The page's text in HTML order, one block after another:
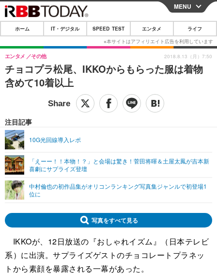
CLOSE
ホーム
IT・デジタル
IT・デジタルTOP スマートフォン
その他
SPEED TEST
映画・ドラマ
グラビア
ショッピング その他
ライフTOP
その他
リリース一覧
プッシュ通知の停止方法
MENU
ホーム IT・デジタル SPEED TEST エンタメ ライフ
チョコプラ松尾、IKKOからもらった服は着物
含めて10着以上
エンタメ その他
注目記事
10G光回線導入レポ
「えーー！！本物！？」と会場は驚き！菅田将暉＆土屋太鳳が吉本新
喜劇にサプライズ登壇
中村倫也の初作品集がオリコンランキング写真集ジャンルで初登場1
位に
2018.8.13（月）7:50
写真をすべて見る
IKKOが、12日放送の『おしゃれイズム』（日本テレビ
系）に出演。サプライズゲストのチョコレートプラネッ
トから素顔を暴露される一幕があった。